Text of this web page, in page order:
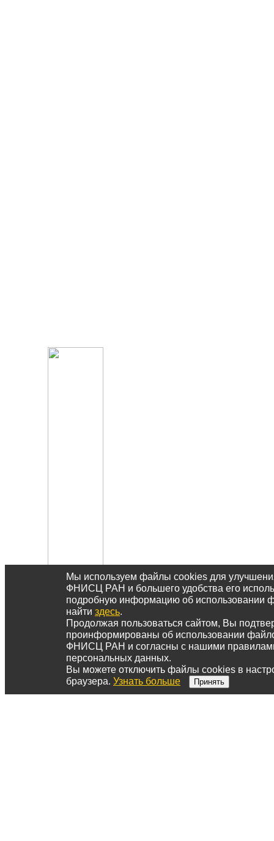
Мы используем файлы cookies для
ФНИСЦ РАН и большего удобства его
подробную информацию об использовании
найти здесь.
Продолжая пользоваться сайтом, Вы
проинформированы об использовании
ФНИСЦ РАН и согласны с нашими
персональных данных.
Вы можете отключить файлы cookies в
браузера. Узнать больше Принять